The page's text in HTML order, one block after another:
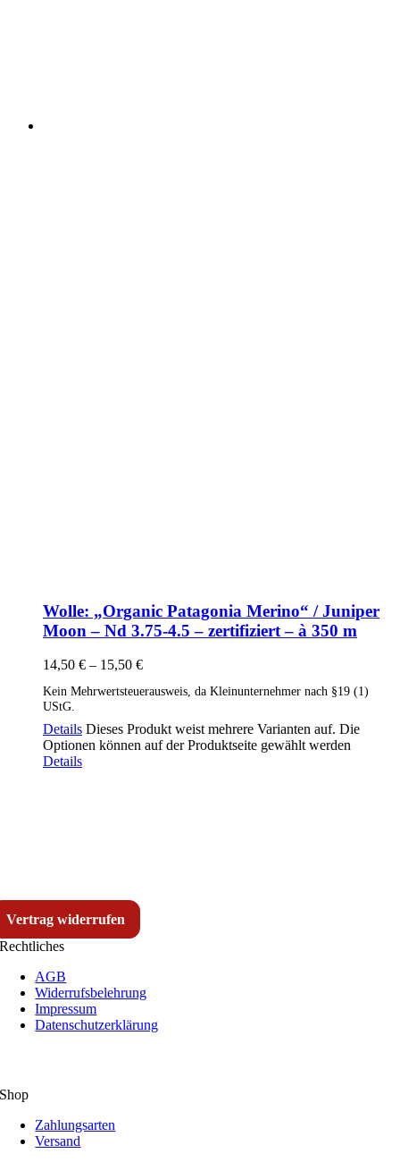
Wolle: „Organic Patagonia Merino“ / Juniper
Moon – Nd 3.75-4.5 – zertifiziert – à 350 m
14,50 € – 15,50 €
Kein Mehrwertsteuerausweis, da Kleinunternehmer nach §19 (1)
UStG.
Details Dieses Produkt weist mehrere Varianten auf. Die
Optionen können auf der Produktseite gewählt werden
Details
Vertrag widerrufen
Rechtliches
AGB
Widerrufsbelehrung
Impressum
Datenschutzerklärung
Shop
Zahlungsarten
Versand